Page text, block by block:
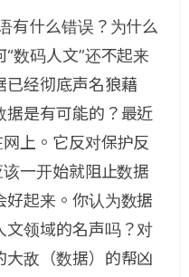
有什么错误？为什么
数码人文”还不起来
已经彻底声名狼藉
据是有可能的？最近
上。它反对保护反
一开始就阻止数据
好起来。你认为数据
文领域的名声吗？对
大敌（数据）的帮凶